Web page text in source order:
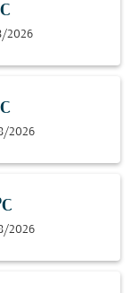
2026
2026
2026